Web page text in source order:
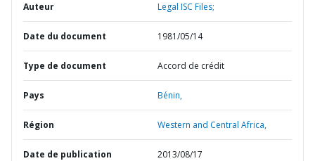
Auteur Legal ISC Files;
Date du document 1981/05/14
Type de document Accord de crédit
Pays Bénin,
Région Western and Central Africa,
Date de publication 2013/08/17